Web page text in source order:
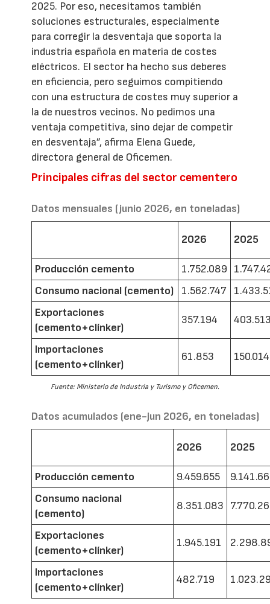
2025. Por eso, necesitamos también
soluciones estructurales, especialmente
para corregir la desventaja que soporta la
industria española en materia de costes
eléctricos. El sector ha hecho sus deberes
en eficiencia, pero seguimos compitiendo
con una estructura de costes muy superior a
la de nuestros vecinos. No pedimos una
ventaja competitiva, sino dejar de competir
en desventaja”, afirma Elena Guede,
directora general de Oficemen.
Principales cifras del sector cementero
Datos mensuales (junio 2026, en toneladas)
2026 2025
Producción cemento 1.752.089
Consumo nacional (cemento)
1.562.747
Exportaciones
(cemento+clínker)
357.194
Importaciones
(cemento+clínker)
61.853 150.014
Fuente: Ministerio de Industria y Turismo y Oficemen.
Datos acumulados (ene-jun 2026, en toneladas)
2026 2025
Producción cemento 9.459.655
Consumo nacional
(cemento)
8.351.083
Exportaciones
(cemento+clínker)
1.945.191
Importaciones
(cemento+clínker)
482.719